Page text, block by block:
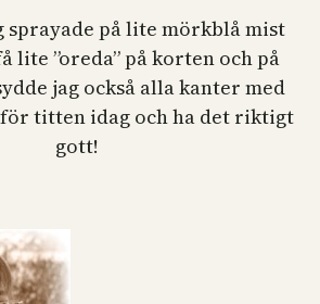
sprayade på lite mörkblå mist
lite ”oreda” på korten och på
jag också alla kanter med
för titten idag och ha det riktigt
gott!